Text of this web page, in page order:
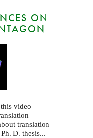
ON
video
translation
Ph. D. thesis...